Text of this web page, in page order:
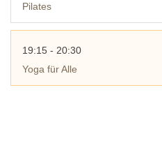
Pilates
19:15 - 20:30
Yoga für Alle